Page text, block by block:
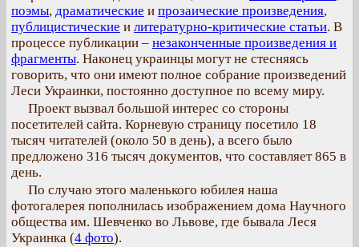
поэмы, драматические и прозаические произведения,
публицистические и литературно-критические статьи. В
процессе публикации – незаконченные произведения и
фрагменты. Наконец украинцы могут не стесняясь
говорить, что они имеют полное собрание произведений
Леси Украинки, постоянно доступное по всему миру.
Проект вызвал большой интерес со стороны
посетителей сайта. Корневую страницу посетило 18
тысяч читателей (около 50 в день), а всего было
предложено 316 тысяч документов, что составляет 865 в
день.
По случаю этого маленького юбилея наша
фотогалерея пополнилась изображением дома Научного
общества им. Шевченко во Львове, где бывала Леся
Украинка (4 фото).